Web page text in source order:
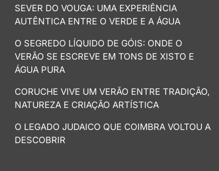
SEVER DO VOUGA: UMA EXPERIÊNCIA
AUTÊNTICA ENTRE O VERDE E A ÁGUA
O SEGREDO LÍQUIDO DE GÓIS: ONDE O
VERÃO SE ESCREVE EM TONS DE XISTO E
ÁGUA PURA
CORUCHE VIVE UM VERÃO ENTRE TRADIÇÃO,
NATUREZA E CRIAÇÃO ARTÍSTICA
O LEGADO JUDAICO QUE COIMBRA VOLTOU A
DESCOBRIR